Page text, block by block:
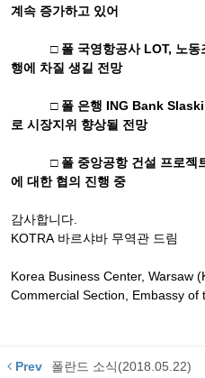
계속 증가하고 있어
□ 폴 국영항공사LOT, 노동
행에 차질 생길 전망
□ 폴 은행 ING Bank
로 시장지위 향상될 전망
□ 폴 중앙공항 건설 프로젝
에 대한 협의 진행 중
감사합니다
KOTRA 바르샤바 무역관 드림
Korea Business Center, Warsaw
Commercial Section, Embassy of
Prev 폴란드 소식(2018.05.22)